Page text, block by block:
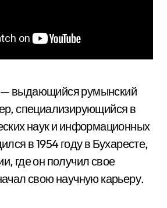
выдающийся румынский
специализирующийся в
наук и информационных
в 1954 году в Бухаресте,
где он получил свое
свою научную карьеру.